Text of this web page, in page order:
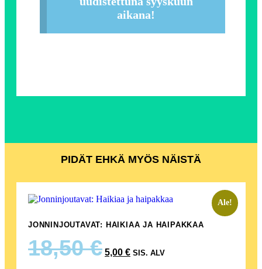
aikana!
PIDÄT EHKÄ MYÖS NÄISTÄ
Ale!
JONNINJOUTAVAT: HAIKIAA JA HAIPAKKAA
18,50€ 5,00 € SIS. ALV